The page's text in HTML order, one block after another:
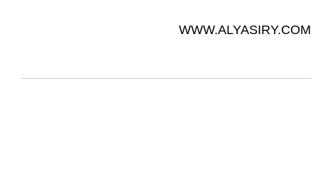
WWW.ALYASIRY.COM